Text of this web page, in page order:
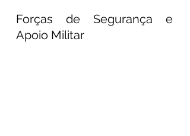
Forças de Segurança e
Apoio Militar